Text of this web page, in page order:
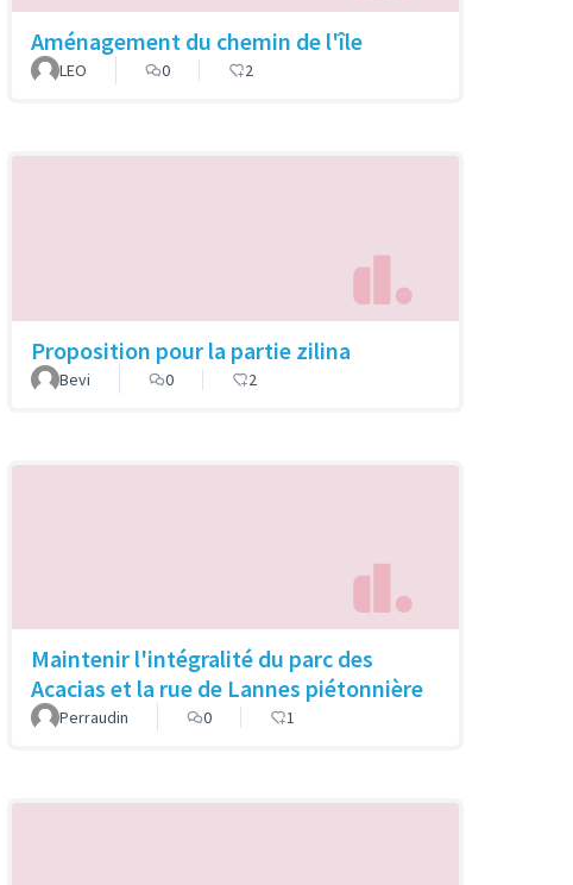
Aménagement du chemin de l'île
LEO 0 2
Proposition pour la partie zilina
Bevi 0 2
Maintenir l'intégralité du parc des
Acacias et la rue de Lannes piétonnière
Perraudin 0 1